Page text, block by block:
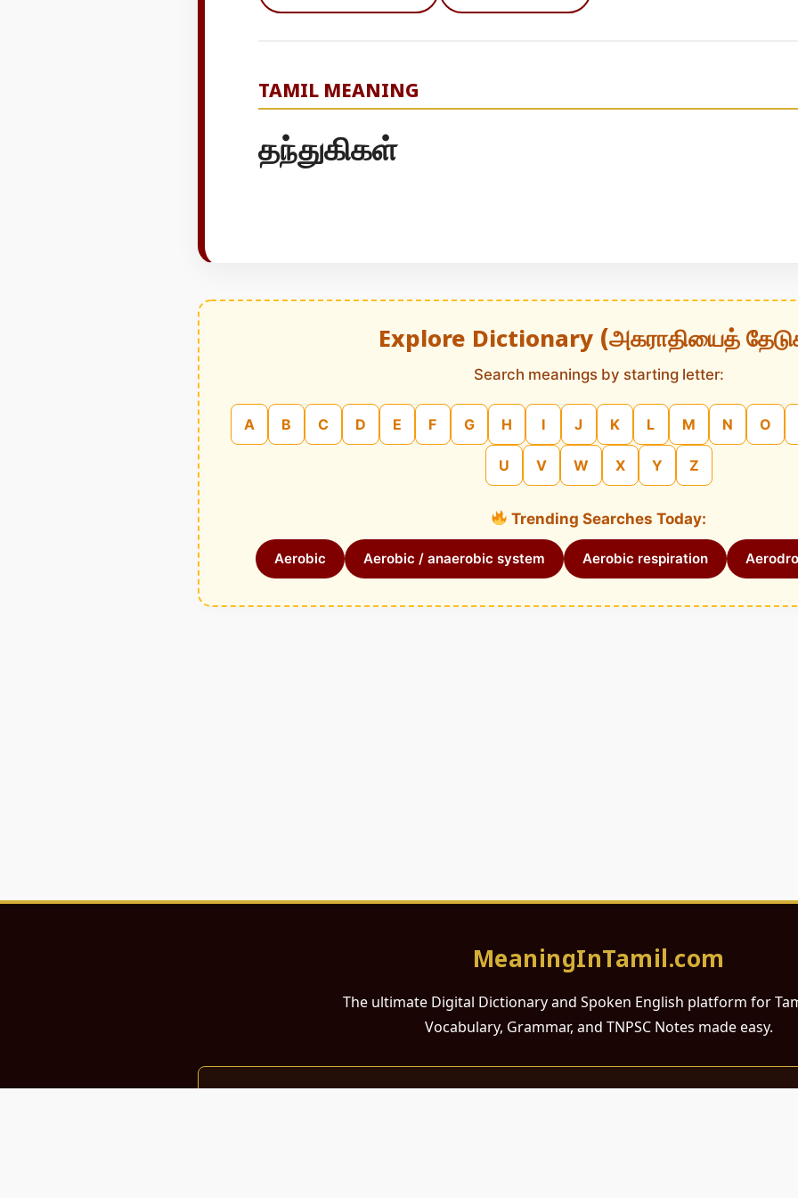
TAMIL MEANING
தந்துகிகள்
Explore Dictionary (அகராதியைத்
Search meanings by starting letter:
A B C D E F G H I J K L M N O
U V W X Y Z
Trending Searches Today:
Aerobic Aerobic / anaerobic system Aerobic respiration
MeaningInTamil.com
The ultimate Digital Dictionary and Spoken English platform for
Vocabulary, Grammar, and TNPSC Notes made easy.